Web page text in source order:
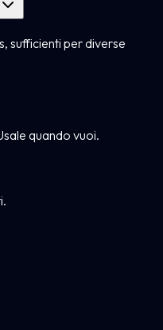
sufficienti per diverse
quando vuoi.